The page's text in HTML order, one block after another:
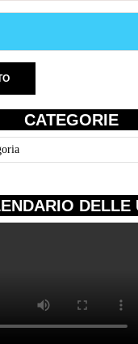
CATEGORIE
DELLE